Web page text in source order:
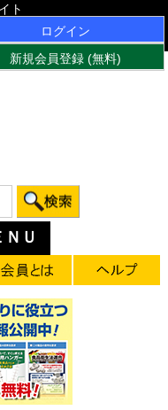
ト
ログイン
新規会員登録 (無料)
ＮＵ